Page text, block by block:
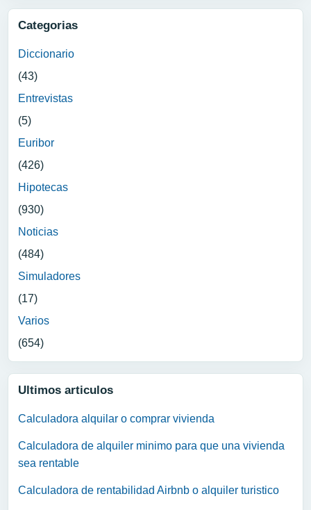
Categorias
Diccionario
(43)
Entrevistas
(5)
Euribor
(426)
Hipotecas
(930)
Noticias
(484)
Simuladores
(17)
Varios
(654)
Ultimos articulos
Calculadora alquilar o comprar vivienda
Calculadora de alquiler minimo para que una vivienda
sea rentable
Calculadora de rentabilidad Airbnb o alquiler turistico